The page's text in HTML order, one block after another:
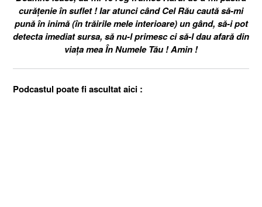
curățenie în suflet ! Iar atunci când Cel Rău caută să-mi
pună în inimă (în trăirile mele interioare) un gând, să-i pot
detecta imediat sursa, să nu-l primesc ci să-l dau afară din
viața mea În Numele Tău ! Amin !
Podcastul poate fi ascultat aici :